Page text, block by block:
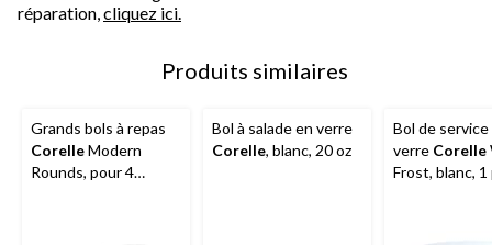
réparation,cliquez ici.
Produits similaires
Grands bols à repas
CorelleModern
Rounds, pour 4
Bol à salade en verre
Corelle, blanc, 20 oz
Bol de service
verre Corelle
Frost, blanc,